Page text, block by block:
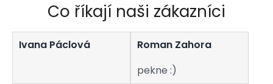
Co říkají naši zákazníci
Ivana Páclová
Roman Zahora
pekne :)